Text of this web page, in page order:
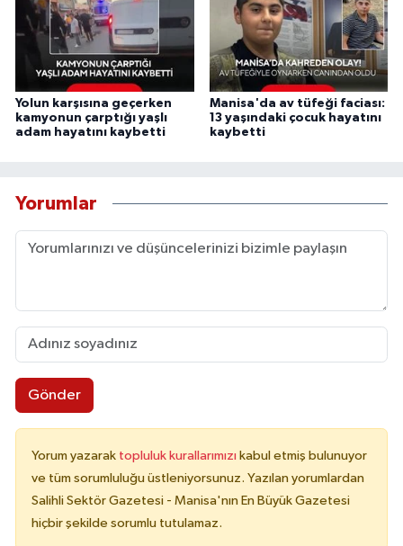
Yolun karşısına geçerken
kamyonun çarptığı yaşlı
adam hayatını kaybetti
Manisa'da av tüfeği faciası:
13 yaşındaki çocuk hayatını
kaybetti
Yorumlar
Gönder
Yorum yazarak topluluk kurallarımızı kabul etmiş bulunuyor
ve tüm sorumluluğu üstleniyorsunuz. Yazılan yorumlardan
Salihli Sektör Gazetesi - Manisa'nın En Büyük Gazetesi
hiçbir şekilde sorumlu tutulamaz.